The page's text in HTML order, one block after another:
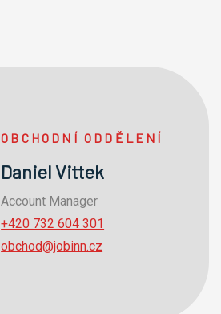
OBCHODNÍ ODDĚLENÍ
Daniel Vittek
Account Manager
+420 732 604 301
obchod@jobinn.cz